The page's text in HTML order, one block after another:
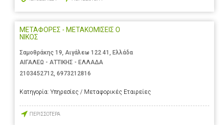
ΜΕΤΑΦΟΡΕΣ - ΜΕΤΑΚΟΜΙΣΕΙΣ Ο
ΝΙΚΟΣ
Σαμοθράκης 19, Αιγάλεω 122 41, Ελλάδα
ΑΙΓΑΛΕΩ - ΑΤΤΙΚΗΣ - ΕΛΛΑΔΑ
2103452712, 6973212816
Κατηγορία: Υπηρεσίες / Μεταφορικές Εταιρείες
ΠΕΡΙΣΣΟΤΕΡΑ